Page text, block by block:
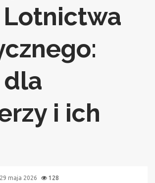
Lotnictwa
dla
i ich
29 maja 2026 128